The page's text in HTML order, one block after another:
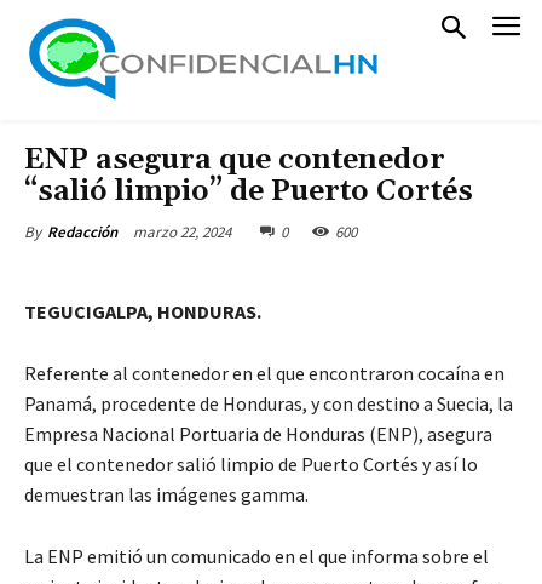
ENP asegura que contenedor
“salió limpio” de Puerto Cortés
By Redacción marzo 22, 2024 0 600
TEGUCIGALPA, HONDURAS.
Referente al contenedor en el que encontraron cocaína en
Panamá, procedente de Honduras, y con destino a Suecia, la
Empresa Nacional Portuaria de Honduras (ENP), asegura
que el contenedor salió limpio de Puerto Cortés y así lo
demuestran las imágenes gamma.
La ENP emitió un comunicado en el que informa sobre el